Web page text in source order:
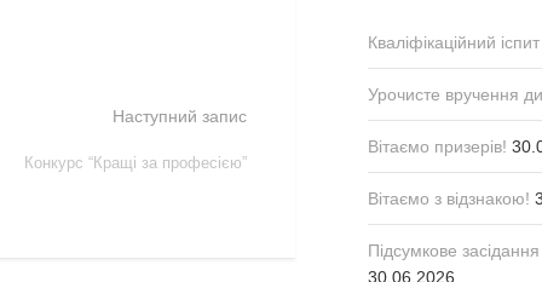
Наступний запис
Конкурс “Кращі за професією”
Кваліфікаційний іспит
Урочисте вручення
Вітаємо призерів!
Вітаємо з відзнакою!
Підсумкове
30.06.2026